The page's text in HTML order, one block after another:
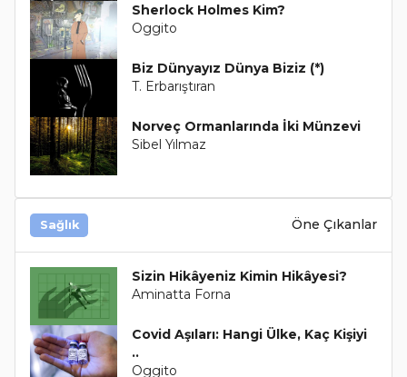
Sherlock Holmes Kim?
Oggito
Biz Dünyayız Dünya Biziz (*)
T. Erbarıştıran
Norveç Ormanlarında İki Münzevi
Sibel Yılmaz
Sağlık Öne Çıkanlar
Sizin Hikâyeniz Kimin Hikâyesi?
Aminatta Forna
Covid Aşıları: Hangi Ülke, Kaç Kişiyi
..
Oggito